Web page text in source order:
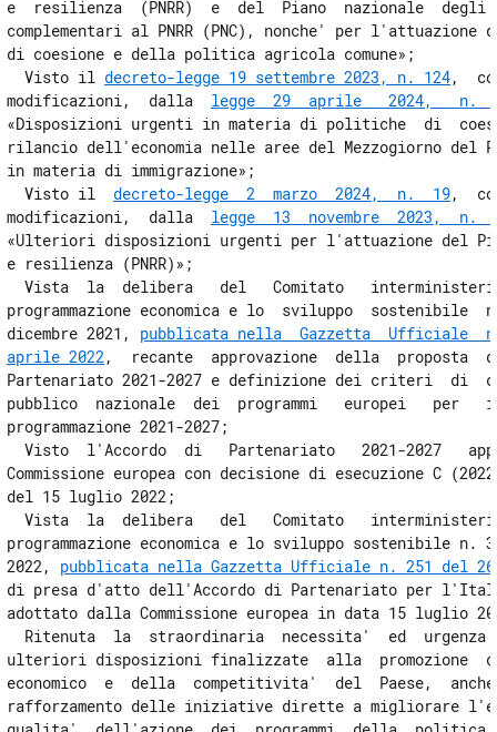
32
33
33 bis
33 ter
Capo VII
Disposizioni in materia di cultura
34
Capo VIII
Disposizioni in materia di sicurezza
35
35 bis
Titolo II
ULTERIORI DISPOSIZIONI IN MATERIA DI PIANO NAZIONALE DI RIPRESA E
RESILIENZA
((CAPO SOPPRESSO DALLA L. 4 LUGLIO 2024, N. 95))
36
37
((TITOLO III
DISPOSIZIONI FINALI))
37 bis
38
e  resilienza  (PNRR)  e  del  Piano  nazionale
complementari al PNRR (PNC), nonche' per
di coesione e della politica agricola comune»;
  Visto il
decreto-legge 19 settembre 2023, n. 124,
modificazioni,  dalla legge  29  aprile   2024,   n.
«Disposizioni urgenti in materia di politiche  di
rilancio dell'economia nelle aree del Mezzogiorno del
in materia di immigrazione»;
  Visto il
decreto-legge  2  marzo  2024,  n.  19,
modificazioni,  dalla legge  13  novembre  2023,  n.
«Ulteriori disposizioni urgenti per l'attuazione del
e resilienza (PNRR)»;
Vista  la  delibera   del   Comitato
programmazione economica e lo  sviluppo  sostenibile
dicembre 2021, pubblicata nella  Gazzetta  Ufficiale
aprile 2022,  recante  approvazione  della  proposta
Partenariato 2021-2027 e definizione dei criteri  di
pubblico  nazionale  dei  programmi   europei
programmazione 2021-2027;
Visto  l'Accordo  di   Partenariato   2021-2027
Commissione europea con decisione di esecuzione C
del 15 luglio 2022;
Vista  la  delibera   del   Comitato
programmazione economica e lo sviluppo sostenibile n.
2022, pubblicata nella Gazzetta Ufficiale n. 251 del 26
di presa d'atto dell'Accordo di Partenariato per
adottato dalla Commissione europea in data 15 luglio
Ritenuta  la  straordinaria  necessita'  ed  urgenza
ulteriori disposizioni finalizzate  alla  promozione
economico  e  della  competitivita'  del  Paese,
rafforzamento delle iniziative dirette a migliorare